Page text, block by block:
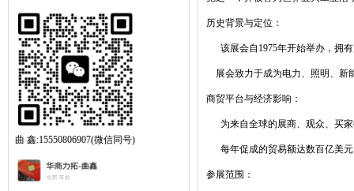
曲 鑫:15550806907(微信同号)
历史背景与定位：
该展会自 1975年开始举办，拥
展会致力于成为电力、照明、新
商贸平台与经济影响：
为来自全球的展商、观众、买
每年促成的贸易额达数百亿美
参展范围：